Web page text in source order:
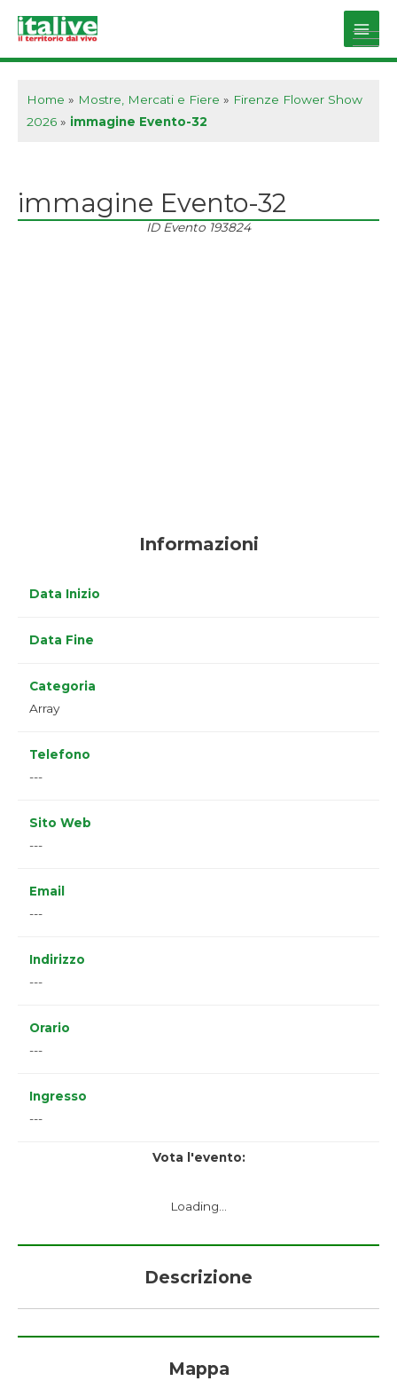
Main
Home » Mostre, Mercati e Fiere » Firenze Flower Show
2026 » immagine Evento-32
immagine Evento-32
ID Evento 193824
Informazioni
Data Inizio
Data Fine
Categoria
Array
Telefono
---
Sito Web
---
Email
---
Indirizzo
---
Orario
---
Ingresso
---
Vota l'evento:
Loading...
Descrizione
Mappa